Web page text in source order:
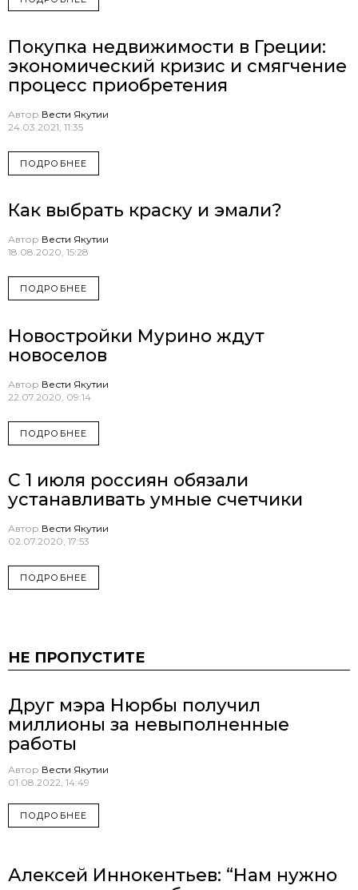
Покупка недвижимости в Греции:
экономический кризис и смягчение
процесс приобретения
Автор Вести Якутии
24.03.2021, 11:35
ПОДРОБНЕЕ
Как выбрать краску и эмали?
Автор Вести Якутии
18.08.2020, 15:28
ПОДРОБНЕЕ
Новостройки Мурино ждут
новоселов
Автор Вести Якутии
22.07.2020, 09:14
ПОДРОБНЕЕ
С 1 июля россиян обязали
устанавливать умные счетчики
Автор Вести Якутии
02.07.2020, 17:53
ПОДРОБНЕЕ
НЕ ПРОПУСТИТЕ
Друг мэра Нюрбы получил
миллионы за невыполненные
работы
Автор Вести Якутии
01.08.2022, 14:49
ПОДРОБНЕЕ
Алексей Иннокентьев: “Нам нужно